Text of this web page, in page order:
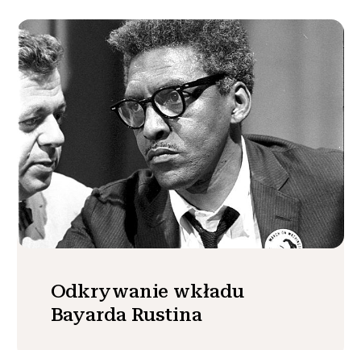
Odkrywanie wkładu
Bayarda Rustina